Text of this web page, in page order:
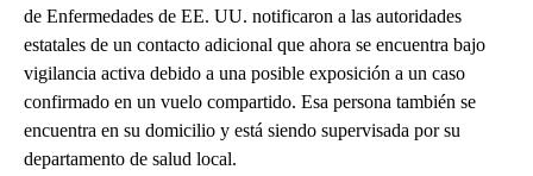
de Enfermedades de EE. UU. notificaron a las autoridades
estatales de un contacto adicional que ahora se encuentra bajo
vigilancia activa debido a una posible exposición a un caso
confirmado en un vuelo compartido. Esa persona también se
encuentra en su domicilio y está siendo supervisada por su
departamento de salud local.